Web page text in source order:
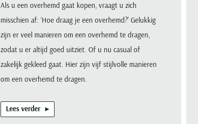
Als u een overhemd gaat kopen, vraagt u zich
misschien af: ‘Hoe draag je een overhemd?’ Gelukkig
zijn er veel manieren om een overhemd te dragen,
zodat u er altijd goed uitziet. Of u nu casual of
zakelijk gekleed gaat. Hier zijn vijf stijlvolle manieren
om een overhemd te dragen.
Lees verder